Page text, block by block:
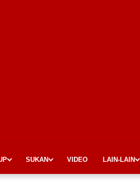
SUKAN VIDEO LAIN-LAIN